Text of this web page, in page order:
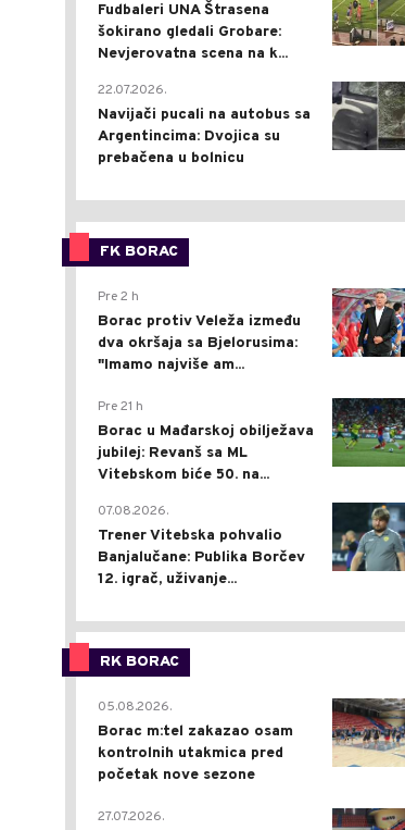
Fudbaleri UNA Štrasena
šokirano gledali Grobare:
Nevjerovatna scena na k...
22.07.2026.
Navijači pucali na autobus sa
Argentincima: Dvojica su
prebačena u bolnicu
FK BORAC
Pre 2 h
Borac protiv Veleža između
dva okršaja sa Bjelorusima:
"Imamo najviše am...
Pre 21 h
Borac u Mađarskoj obilježava
jubilej: Revanš sa ML
Vitebskom biće 50. na...
07.08.2026.
Trener Vitebska pohvalio
Banjalučane: Publika Borčev
12. igrač, uživanje...
RK BORAC
05.08.2026.
Borac m:tel zakazao osam
kontrolnih utakmica pred
početak nove sezone
27.07.2026.